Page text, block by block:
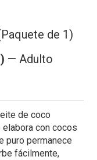
de 1)
— Adulto
de coco
elabora con cocos
puro permanece
fácilmente,